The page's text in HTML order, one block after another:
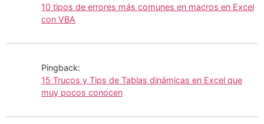
10 tipos de errores más comunes en macros en Excel
con VBA
Pingback:
15 Trucos y Tips de Tablas dinámicas en Excel que
muy pocos conocen